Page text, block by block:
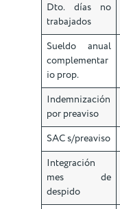
Dto. días no
trabajados
Sueldo anual
complementar
io prop.
Indemnización
por preaviso
SAC s/preaviso
Integración
mes de
despido